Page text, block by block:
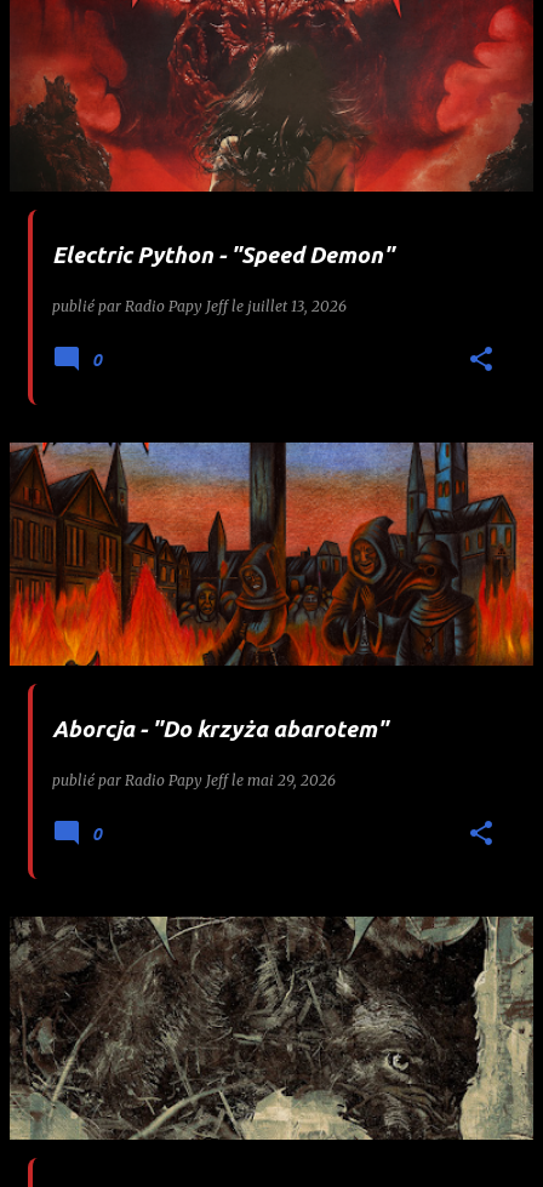
Electric Python - "Speed Demon"
publié par Radio Papy Jeff le juillet 13, 2026
0
Aborcja - "Do krzyża abarotem"
publié par Radio Papy Jeff le mai 29, 2026
0
🤘